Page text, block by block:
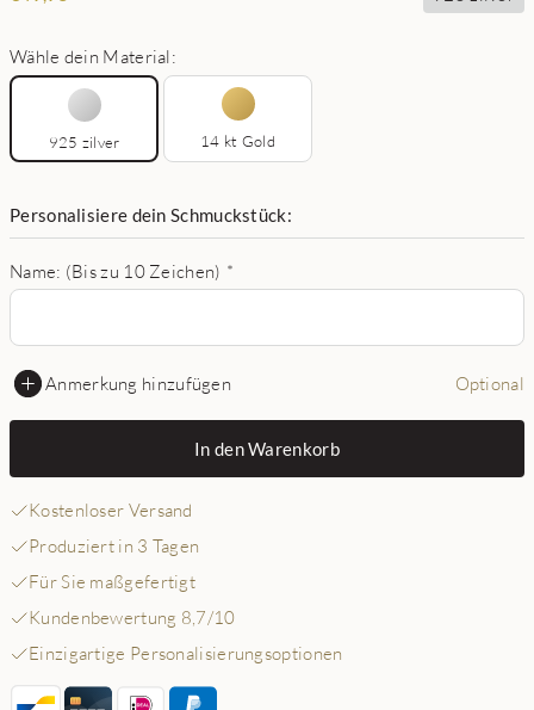
Wähle dein Material:
925 zilver 14 kt Gold
Personalisiere dein Schmuckstück:
Name: (Bis zu 10 Zeichen) *
Anmerkung hinzufügen Optional
In den Warenkorb
Kostenloser Versand
Produziert in 3 Tagen
Für Sie maßgefertigt
Kundenbewertung 8,7/10
Einzigartige Personalisierungsoptionen